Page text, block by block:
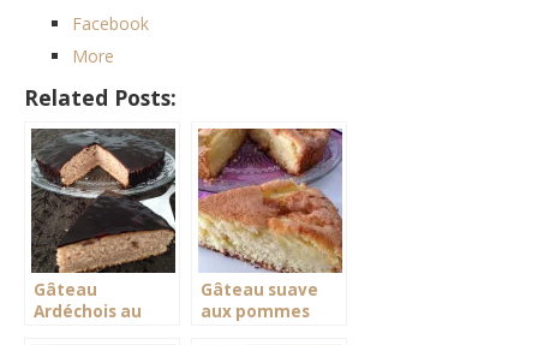
Facebook
More
Related Posts:
Gâteau
Ardéchois au
Gâteau suave
aux pommes